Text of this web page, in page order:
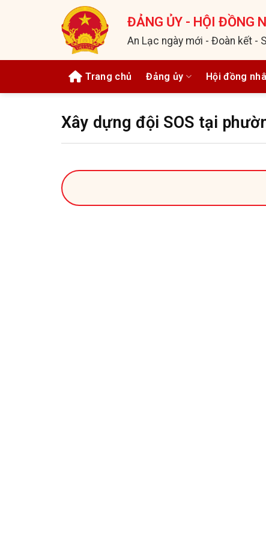
ĐẢNG ỦY - HỘI ĐỒNG
An Lạc ngày mới - Đoàn kết -
Trang chủ Đảng ủy Hội đồng
Xây dựng đội SOS tại